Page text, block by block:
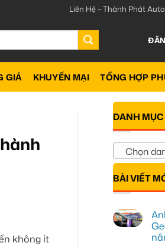
Liên Hệ – Thành Phát Auto
GIÁ KHUYẾN MẠI TỔNG HỢP
không ít
DANH
Chọn
BÀI VIẾT